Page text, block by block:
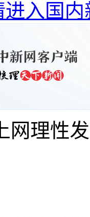
入国内
网理性